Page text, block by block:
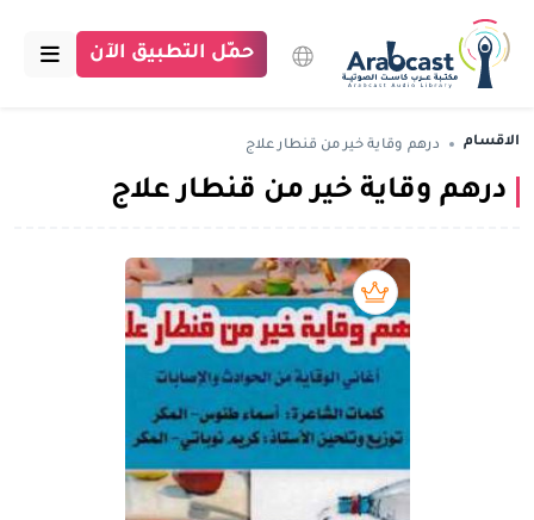
الرئيسية
مكتبة عرب كاست
تبرع للمكتبة
حمّل التطبيق الآن
الاقسام درهم وقاية خير من قنطار علاج
درهم وقاية خير من قنطار علاج
بريميوم book